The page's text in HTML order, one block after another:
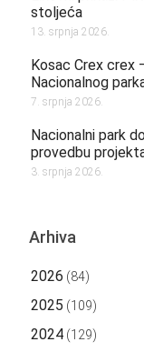
stoljeća
13. srpnja 2026.
Kosac Crex crex
Nacionalnog
7. srpnja 2026.
Nacionalni park
provedbu
3. srpnja 2026.
Arhiva
2026 (84)
2025 (109)
2024(129)